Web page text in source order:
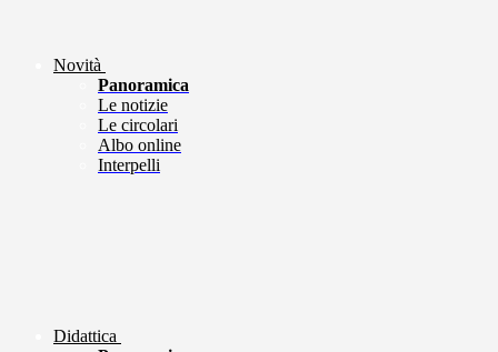
Novità
Panoramica
Le notizie
Le circolari
Albo online
Interpelli
Didattica